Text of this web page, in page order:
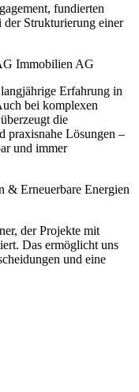
fundierten
Strukturierung einer
Immobilien AG
Erfahrung in
bei komplexen
die
praxisnahe Lösungen –
und immer
& Erneuerbare Energien
der Projekte mit
Das ermöglicht uns
und eine